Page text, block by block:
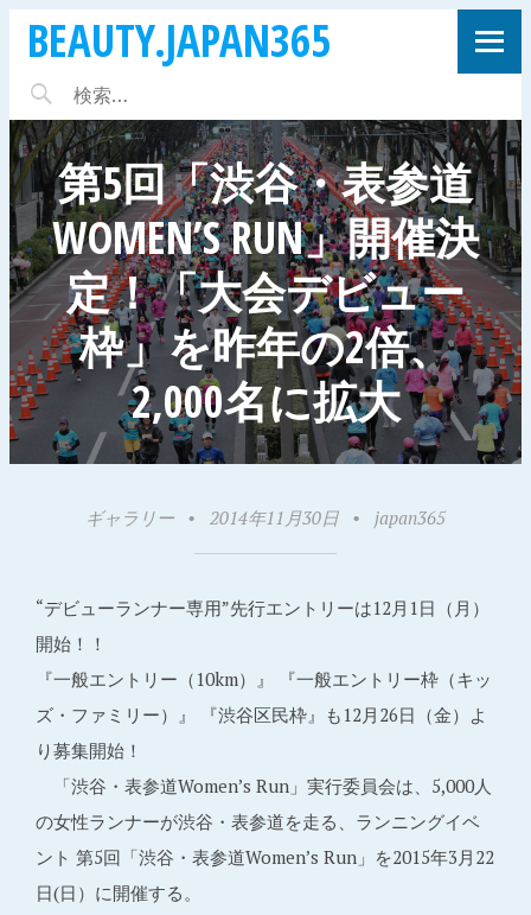
BEAUTY.JAPAN365
第5回「渋谷・表参道
WOMEN’S RUN」開催決
定！「大会デビュー
枠」を昨年の2倍、
2,000名に拡大
ギャラリー • 2014年11月30日 • japan365
“デビューランナー専用”先行エントリーは12月1日（月）
開始！！
『一般エントリー（10km）』 『一般エントリー枠（キッ
ズ・ファミリー）』 『渋谷区民枠』も12月26日（金）よ
り募集開始！
「渋谷・表参道Women’s Run」実行委員会は、5,000人
の女性ランナーが渋谷・表参道を走る、ランニングイベ
ント 第5回「渋谷・表参道Women’s Run」を2015年3月22
日(日）に開催する。